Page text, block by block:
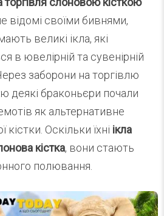
відомі своїми бивнями,
великі ікла, які
в ювелірній та сувенірній
заборони на торгівлю
деякі браконьєри почали
як альтернативне
Оскільки їхні ікла
кістка, вони стають
полювання.